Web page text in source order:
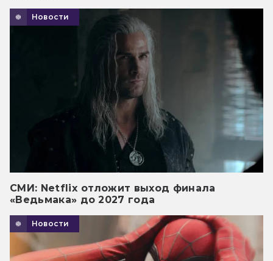
Новости
СМИ: Netflix отложит выход финала
«Ведьмака» до 2027 года
Новости